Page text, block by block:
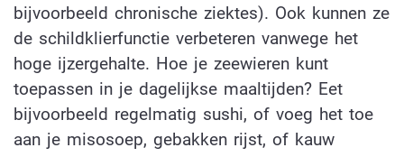
bijvoorbeeld chronische ziektes). Ook kunnen ze
de schildklierfunctie verbeteren vanwege het
hoge ijzergehalte. Hoe je zeewieren kunt
toepassen in je dagelijkse maaltijden? Eet
bijvoorbeeld regelmatig sushi, of voeg het toe
aan je misosoep, gebakken rijst, of kauw